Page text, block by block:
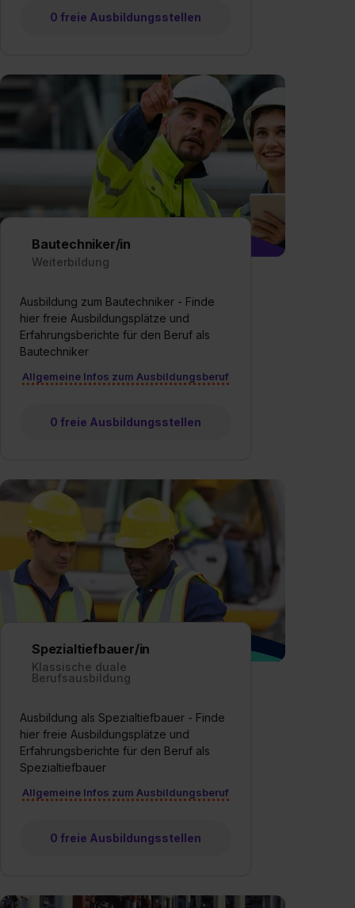
0 freie Ausbildungsstellen
Bautechniker/in
Weiterbildung
Ausbildung zum Bautechniker - Finde
hier freie Ausbildungsplätze und
Erfahrungsberichte für den Beruf als
Bautechniker
Allgemeine Infos zum Ausbildungsberuf
0 freie Ausbildungsstellen
Spezialtiefbauer/in
Klassische duale
Berufsausbildung
Ausbildung als Spezialtiefbauer - Finde
hier freie Ausbildungsplätze und
Erfahrungsberichte für den Beruf als
Spezialtiefbauer
Allgemeine Infos zum Ausbildungsberuf
0 freie Ausbildungsstellen